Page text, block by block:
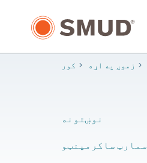
منځپانګې
کور زموږ په اړه
نوښتونه
سمارټ ساکرمینټو